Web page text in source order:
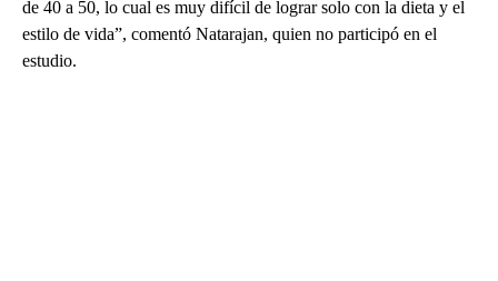
de 40 a 50, lo cual es muy difícil de lograr solo con la dieta y el
estilo de vida”, comentó Natarajan, quien no participó en el
estudio.